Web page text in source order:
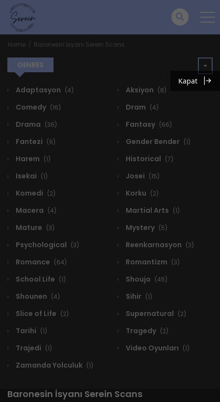
Home Baronesin İsyanı Serein Scans
GENRES
Adaptasyon (4) Aksiyon (8)
Comedy (16) Dram (4)
Drama (36) Fantasy (66)
Fantezi (6) Gender Bender (1)
Harem (1) Historical (7)
Isekai (1) Josei (15)
Komedi (2) Korku (2)
Macera (4) Martial Arts (1)
Mature (3) Mystery (5)
Psychological (3) Reenkarnasyon (3)
Romance (64) Romantizm (3)
School Life (1) Shoujo (45)
Shounen (4) Sihir (1)
Slice of Life (2) Supernatural (2)
Tarihi (1) Tragedy (2)
Trajedi (1) Video Oyunları (1)
Zamanda Yolculuk (1)
Baronesin İsyanı Serein Scans
Kapat